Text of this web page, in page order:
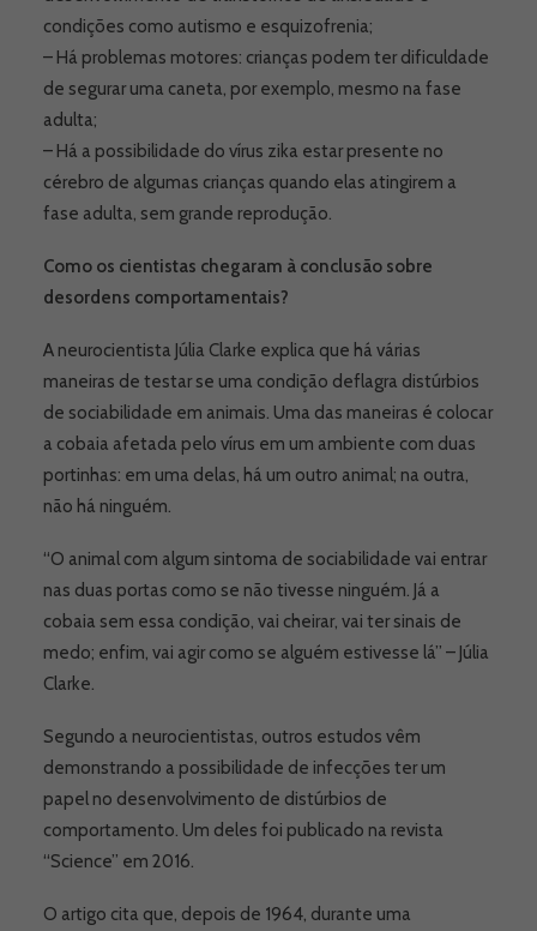
condições como autismo e esquizofrenia;
– Há problemas motores: crianças podem ter dificuldade
de segurar uma caneta, por exemplo, mesmo na fase
adulta;
– Há a possibilidade do vírus zika estar presente no
cérebro de algumas crianças quando elas atingirem a
fase adulta, sem grande reprodução.
Como os cientistas chegaram à conclusão sobre
desordens comportamentais?
A neurocientista Júlia Clarke explica que há várias
maneiras de testar se uma condição deflagra distúrbios
de sociabilidade em animais. Uma das maneiras é colocar
a cobaia afetada pelo vírus em um ambiente com duas
portinhas: em uma delas, há um outro animal; na outra,
não há ninguém.
“O animal com algum sintoma de sociabilidade vai entrar
nas duas portas como se não tivesse ninguém. Já a
cobaia sem essa condição, vai cheirar, vai ter sinais de
medo; enfim, vai agir como se alguém estivesse lá” – Júlia
Clarke.
Segundo a neurocientistas, outros estudos vêm
demonstrando a possibilidade de infecções ter um
papel no desenvolvimento de distúrbios de
comportamento. Um deles foi publicado na revista
“Science” em 2016.
O artigo cita que, depois de 1964, durante uma